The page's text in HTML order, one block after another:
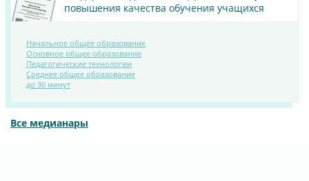
ПОСМОТРЕТЬ
повышения качества обучения учащихся
Начальное общее образование
Основное общее образование
Педагогические технологии
Среднее общее образование
до 30 минут
Все медианары